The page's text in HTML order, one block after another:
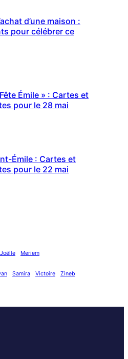
d’une maison :
pour célébrer ce
Émile » : Cartes et
pour le 28 mai
Émile : Cartes et
pour le 22 mai
Joëlle Meriem
Samira Victoire Zineb